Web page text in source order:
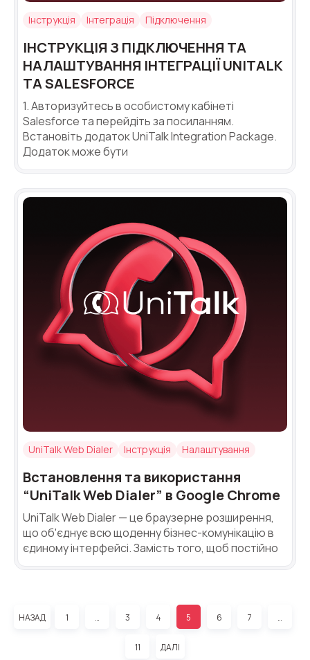
Інструкція Інтеграція Підключення
ІНСТРУКЦІЯ З ПІДКЛЮЧЕННЯ ТА
НАЛАШТУВАННЯ ІНТЕГРАЦІЇ UNITALK
ТА SALESFORCE
1. Авторизуйтесь в особистому кабінеті
Salesforce та перейдіть за посиланням.
Встановіть додаток UniTalk Integration Package.
Додаток може бути
UniTalk Web Dialer Інструкція Налаштування
Встановлення та використання
“UniTalk Web Dialer” в Google Chrome
UniTalk Web Dialer — це браузерне розширення,
що об'єднує всю щоденну бізнес-комунікацію в
єдиному інтерфейсі. Замість того, щоб постійно
НАЗАД 1 … 3 4 5 6 7 …
11 ДАЛІ